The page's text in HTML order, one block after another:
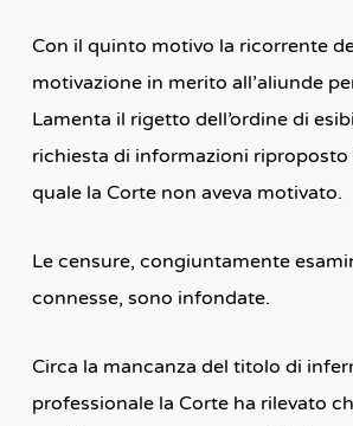
Con il quinto motivo la ricorrente
motivazione in merito all’aliunde
Lamenta il rigetto dell’ordine di
richiesta di informazioni riproposto
quale la Corte non aveva motivato.
Le censure, congiuntamente
connesse, sono infondate.
Circa la mancanza del titolo di
professionale la Corte ha rilevato